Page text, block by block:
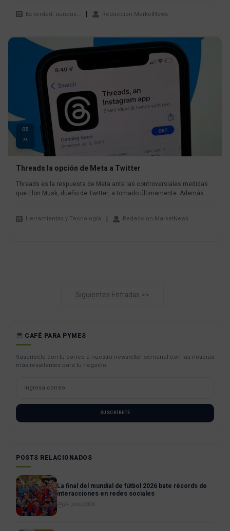
Es verdad, aunque… Redaccion MarketNews
05
JUL
Threads la opción de Meta a Twitter
Threads es la respuesta de Meta ante las controversiales medidas
que Elon Musk, dueño de Twitter, a tomado últimamente. Además...
Herramientas y Tecnología Redaccion MarketNews
Siguientes Entradas >>
CAFÉ PARA PYMES
Suscríbete con tu correo a nuestro newsletter semanal con las noticias
más resaltantes para tu negocio.
SUSCRÍBETE
POSTS RELACIONADOS
La final del mundial de fútbol 2026 bate récords de
interacciones en redes sociales
24 julio, 2026